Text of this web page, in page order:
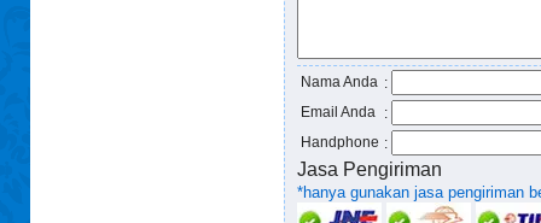
Nama Anda :
Email Anda :
Handphone :
Jasa Pengiriman
*hanya gunakan jasa pengiriman